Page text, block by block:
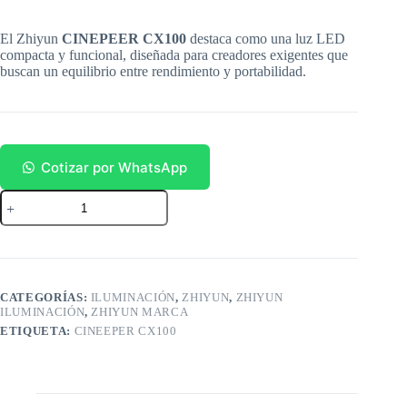
El Zhiyun CINEPEER CX100 destaca como una luz LED
compacta y funcional, diseñada para creadores exigentes que
buscan un equilibrio entre rendimiento y portabilidad.
Cotizar por WhatsApp
Zhiyun
Cinepeer
CX100
CATEGORÍAS: ILUMINACIÓN,ZHIYUN, ZHIYUN
ILUMINACIÓN,ZHIYUN MARCA
ETIQUETA: CINEEPER CX100